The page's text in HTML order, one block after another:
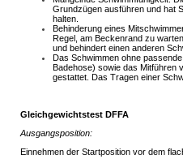
Grundzügen ausführen und hat
halten.
Behinderung eines
Regel, am Beckenrand zu
und behindert einen anderen
Das Schwimmen ohne
Badehose) sowie das Mitführen
gestattet. Das Tragen einer
Gleichgewichtstest DFFA
Ausgangsposition:
Einnehmen der Startposition vor dem